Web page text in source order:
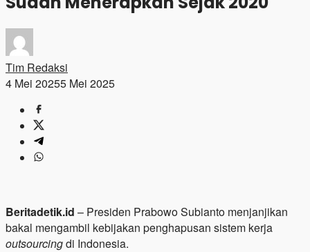
Tim Redaksi
4 Mei 20255 Mei 2025
Beritadetik.id – Presiden Prabowo Subianto menjanjikan
bakal mengambil kebijakan penghapusan sistem kerja
outsourcingdi Indonesia.